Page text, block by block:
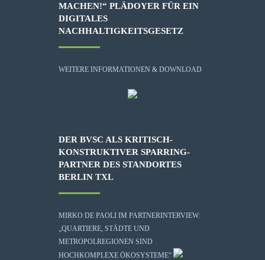
MACHEN!“ PLÄDOYER FÜR EIN
DIGITALES
NACHHALTIGKEITSGESETZ
WEITERE INFORMATIONEN & DOWNLOAD
DER BVSC ALS KRITISCH-
KONSTRUKTIVER SPARRING-
PARTNER DES STANDORTES
BERLIN TXL
MIRKO DE PAOLI IM PARTNERINTERVIEW:
„QUARTIERE, STÄDTE UND
METROPOLREGIONEN SIND
HOCHKOMPLEXE ÖKOSYSTEME“